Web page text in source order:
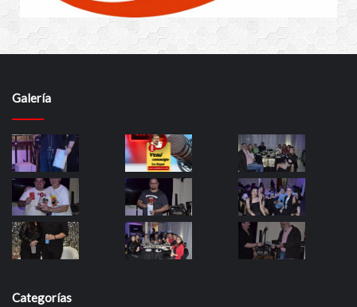
Galería
Categorías